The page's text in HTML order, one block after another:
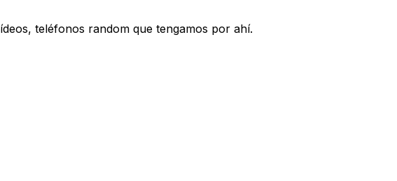
teléfonos random que tengamos por ahí.